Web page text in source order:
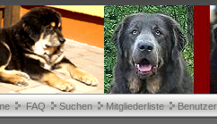
FAQ Suchen Mitgliederliste